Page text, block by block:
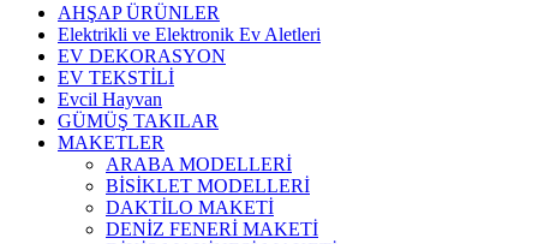
AHŞAP ÜRÜNLER
Elektrikli ve Elektronik Ev Aletleri
EV DEKORASYON
EV TEKSTİLİ
Evcil Hayvan
GÜMÜŞ TAKILAR
MAKETLER
ARABA MODELLERİ
BİSİKLET MODELLERİ
DAKTİLO MAKETİ
DENİZ FENERİ MAKETİ